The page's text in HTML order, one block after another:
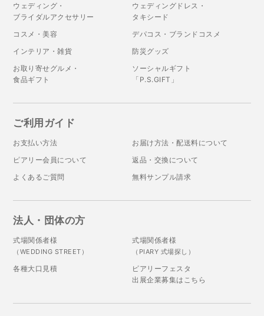
ウェディング・
ブライダルアクセサリー
ウェディングドレス・
タキシード
コスメ・美容
デパコス・ブランドコスメ
インテリア・雑貨
防災グッズ
お取り寄せグルメ・
食品ギフト
ソーシャルギフト
「P.S.GIFT」
ご利用ガイド
お支払い方法
お届け方法・配送料について
ピアリー会員について
返品・交換について
よくあるご質問
無料サンプル請求
法人・団体の方
式場関係者様
（WEDDING STREET）
式場関係者様
（PIARY 式場探し）
各種大口見積
ピアリーフェスタ
出展企業募集はこちら